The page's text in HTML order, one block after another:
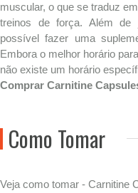
muscular, o que se traduz
treinos de força. Além de
possível fazer uma
Embora o melhor horário
não existe um horário
Comprar Carnitine
Como Tomar
Veja como tomar - Carnitine